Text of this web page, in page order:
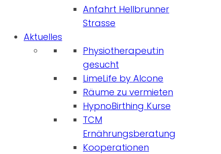
Anfahrt Hellbrunner
Strasse
Aktuelles
Physiotherapeut:in
gesucht
LimeLife by Alcone
Räume zu vermieten
HypnoBirthing Kurse
TCM
Ernährungsberatung
Kooperationen